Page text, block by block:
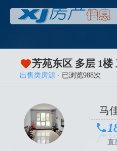
芳苑东区 多层 1楼
出售类房源 · 已浏览988次
马
直